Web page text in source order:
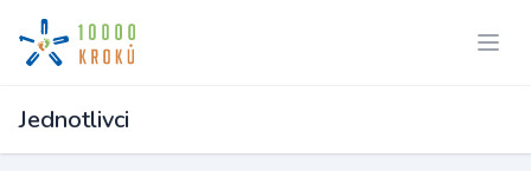
Jednotlivci